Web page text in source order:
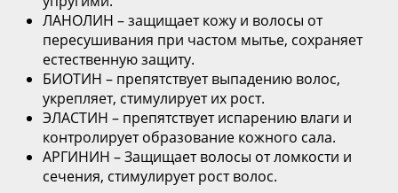
ЛАНОЛИН – защищает кожу и волосы от
пересушивания при частом мытье, сохраняет
естественную защиту.
БИОТИН – препятствует выпадению волос,
укрепляет, стимулирует их рост.
ЭЛАСТИН – препятствует испарению влаги и
контролирует образование кожного сала.
АРГИНИН – Защищает волосы от ломкости и
сечения, стимулирует рост волос.